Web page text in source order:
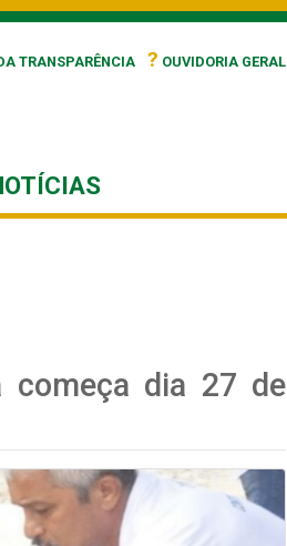
TRANSPARÊNCIA ? OUVIDORIA GERAL
começa dia 27 de